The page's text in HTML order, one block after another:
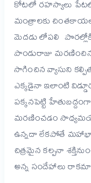
కోటలో రహస్యాలు
మంత్రాలకు
మెదడు లోపలి
పాండురాజు
సాగించిన వ్యాసుని
ఎక్కడైనా ఇలాంటి
పక్కనపెట్టి
మరణించడం
ఉన్నదా లేకపోతే
చిత్రమైన కల్పనా
అన్న సందేహాలు